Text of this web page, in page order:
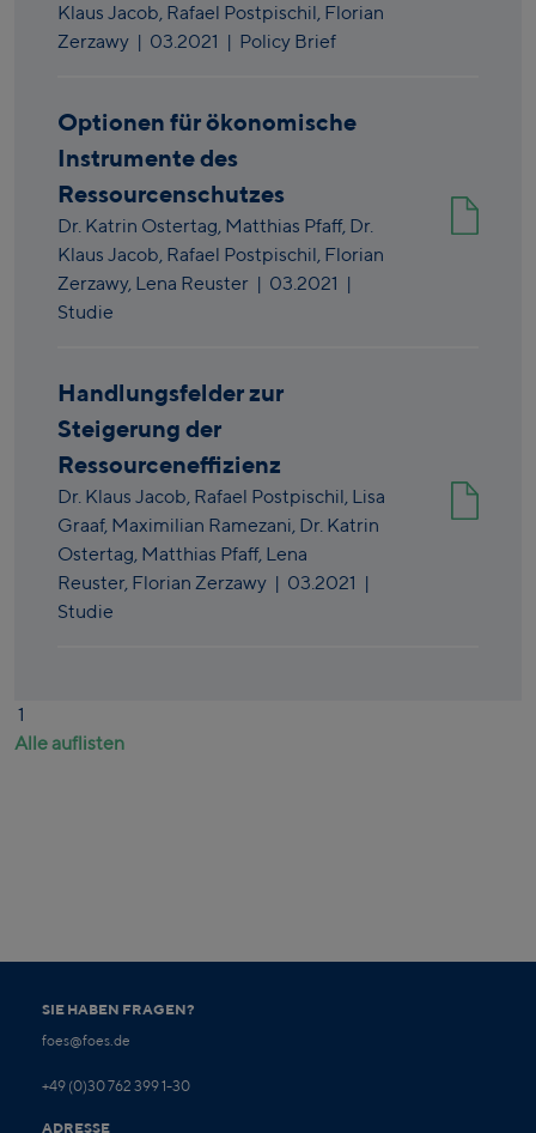
Klaus Jacob, Rafael Postpischil, Florian
Zerzawy | 03.2021 | Policy Brief
Optionen für ökonomische
Instrumente des
Ressourcenschutzes
Dr. Katrin Ostertag, Matthias Pfaff, Dr.
Klaus Jacob, Rafael Postpischil, Florian
Zerzawy, Lena Reuster | 03.2021 |
Studie
Handlungsfelder zur
Steigerung der
Ressourceneffizienz
Dr. Klaus Jacob, Rafael Postpischil, Lisa
Graaf, Maximilian Ramezani, Dr. Katrin
Ostertag, Matthias Pfaff, Lena
Reuster, Florian Zerzawy | 03.2021 |
Studie
1
Alle auflisten
SIE HABEN FRAGEN?
foes@foes.de
+49 (0)30 762 399 1-30
ADRESSE